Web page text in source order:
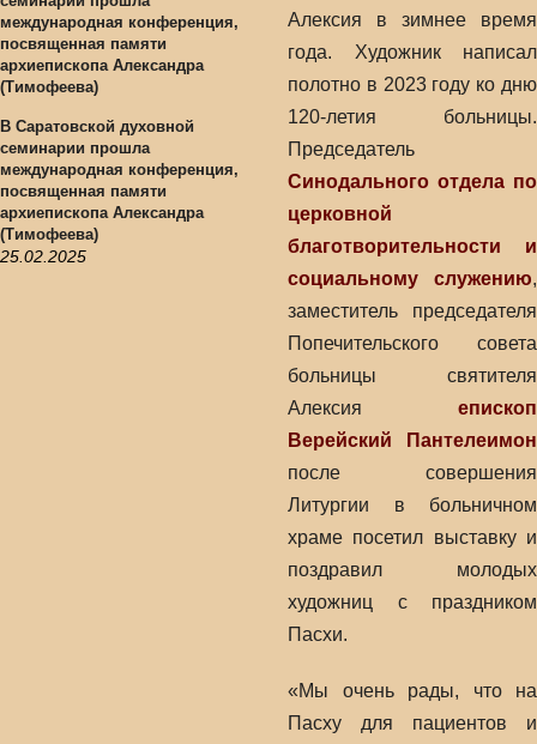
В Саратовской духовной
семинарии прошла
международная конференция,
посвященная памяти
архиепископа Александра
(Тимофеева)
25.02.2025
Алексия в зимнее время
года. Художник написал
полотно в 2023 году ко дню
120-летия больницы.
Председатель
Синодального отдела по
церковной
благотворительности и
социальному служению,
заместитель председателя
Попечительского совета
больницы святителя
Алексия епископ
Верейский Пантелеимон
после совершения
Литургии в больничном
храме посетил выставку и
поздравил молодых
художниц с праздником
Пасхи.
«Мы очень рады, что на
Пасху для пациентов и